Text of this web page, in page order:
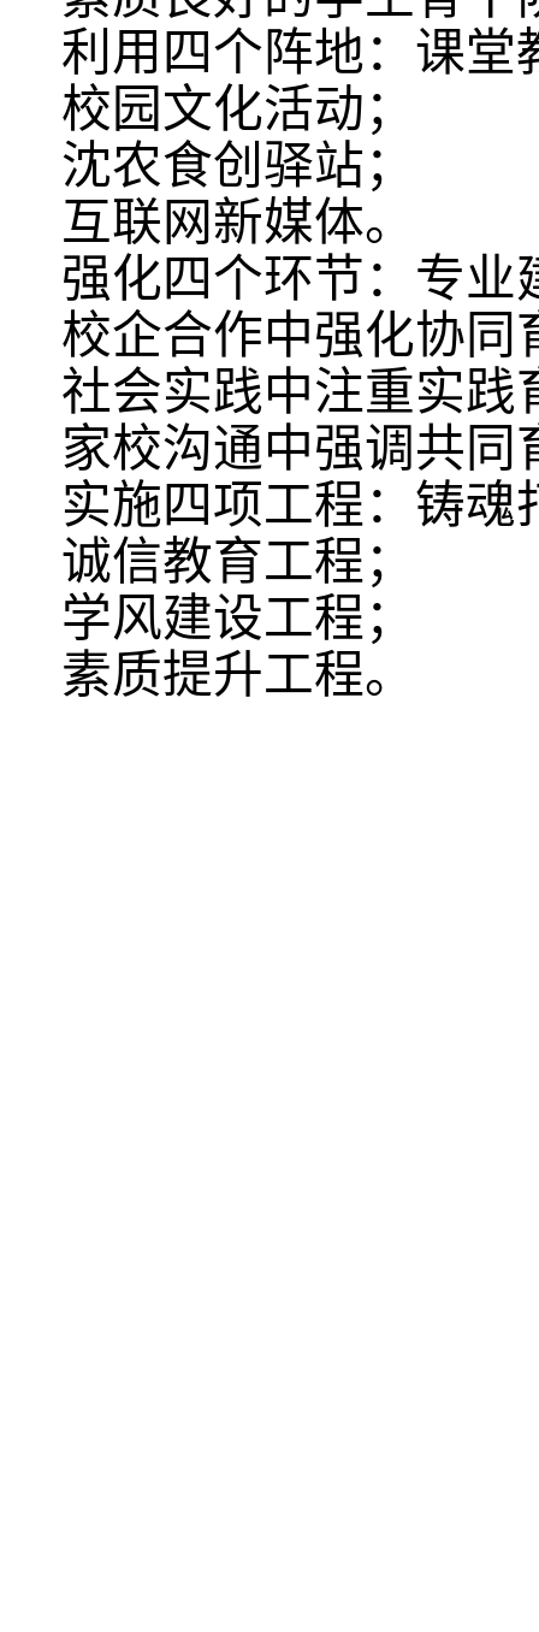
利用四个阵地：课堂
校园文化活动；
沈农食创驿站；
互联网新媒体。
强化四个环节：专业
校企合作中强化协同
社会实践中注重实践
家校沟通中强调共同
实施四项工程：铸魂
诚信教育工程；
学风建设工程；
素质提升工程。